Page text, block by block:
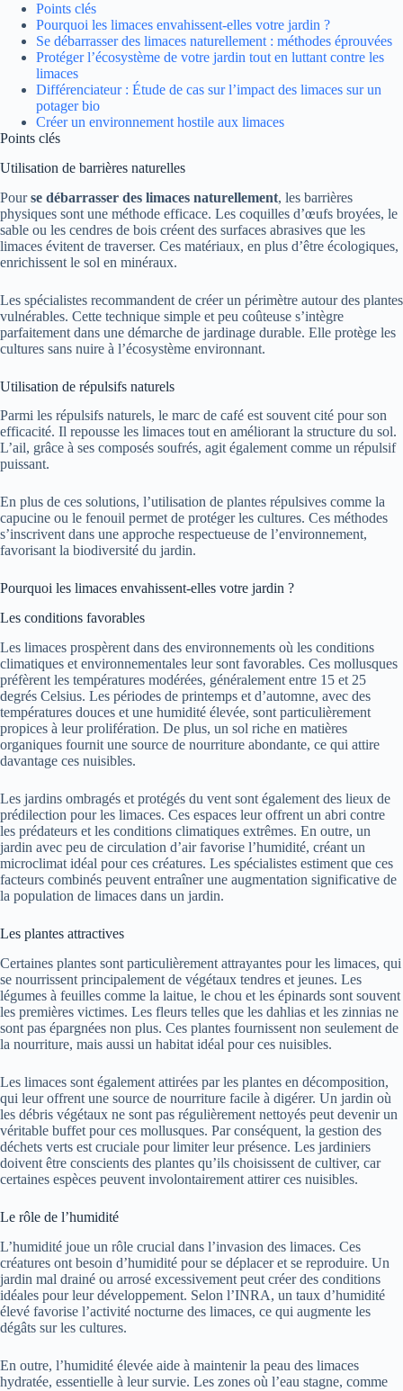
Points clés
Pourquoi les limaces envahissent-elles votre jardin ?
Se débarrasser des limaces naturellement : méthodes éprouvées
Protéger l’écosystème de votre jardin tout en luttant contre les
limaces
Différenciateur : Étude de cas sur l’impact des limaces sur un
potager bio
Créer un environnement hostile aux limaces
Points clés
Utilisation de barrières naturelles
Pourse débarrasser des limaces naturellement, les barrières
physiques sont une méthode efficace. Les coquilles d’œufs broyées, le
sable ou les cendres de bois créent des surfaces abrasives que les
limaces évitent de traverser. Ces matériaux, en plus d’être écologiques,
enrichissent le sol en minéraux.
Les spécialistes recommandent de créer un périmètre autour des plantes
vulnérables. Cette technique simple et peu coûteuse s’intègre
parfaitement dans une démarche de jardinage durable. Elle protège les
cultures sans nuire à l’écosystème environnant.
Utilisation de répulsifs naturels
Parmi les répulsifs naturels, le marc de café est souvent cité pour son
efficacité. Il repousse les limaces tout en améliorant la structure du sol.
L’ail, grâce à ses composés soufrés, agit également comme un répulsif
puissant.
En plus de ces solutions, l’utilisation de plantes répulsives comme la
capucine ou le fenouil permet de protéger les cultures. Ces méthodes
s’inscrivent dans une approche respectueuse de l’environnement,
favorisant la biodiversité du jardin.
Pourquoi les limaces envahissent-elles votre jardin ?
Les conditions favorables
Les limaces prospèrent dans des environnements où les conditions
climatiques et environnementales leur sont favorables. Ces mollusques
préfèrent les températures modérées, généralement entre 15 et 25
degrés Celsius. Les périodes de printemps et d’automne, avec des
températures douces et une humidité élevée, sont particulièrement
propices à leur prolifération. De plus, un sol riche en matières
organiques fournit une source de nourriture abondante, ce qui attire
davantage ces nuisibles.
Les jardins ombragés et protégés du vent sont également des lieux de
prédilection pour les limaces. Ces espaces leur offrent un abri contre
les prédateurs et les conditions climatiques extrêmes. En outre, un
jardin avec peu de circulation d’air favorise l’humidité, créant un
microclimat idéal pour ces créatures. Les spécialistes estiment que ces
facteurs combinés peuvent entraîner une augmentation significative de
la population de limaces dans un jardin.
Les plantes attractives
Certaines plantes sont particulièrement attrayantes pour les limaces, qui
se nourrissent principalement de végétaux tendres et jeunes. Les
légumes à feuilles comme la laitue, le chou et les épinards sont souvent
les premières victimes. Les fleurs telles que les dahlias et les zinnias ne
sont pas épargnées non plus. Ces plantes fournissent non seulement de
la nourriture, mais aussi un habitat idéal pour ces nuisibles.
Les limaces sont également attirées par les plantes en décomposition,
qui leur offrent une source de nourriture facile à digérer. Un jardin où
les débris végétaux ne sont pas régulièrement nettoyés peut devenir un
véritable buffet pour ces mollusques. Par conséquent, la gestion des
déchets verts est cruciale pour limiter leur présence. Les jardiniers
doivent être conscients des plantes qu’ils choisissent de cultiver, car
certaines espèces peuvent involontairement attirer ces nuisibles.
Le rôle de l’humidité
L’humidité joue un rôle crucial dans l’invasion des limaces. Ces
créatures ont besoin d’humidité pour se déplacer et se reproduire. Un
jardin mal drainé ou arrosé excessivement peut créer des conditions
idéales pour leur développement. Selon l’INRA, un taux d’humidité
élevé favorise l’activité nocturne des limaces, ce qui augmente les
dégâts sur les cultures.
En outre, l’humidité élevée aide à maintenir la peau des limaces
hydratée, essentielle à leur survie. Les zones où l’eau stagne, comme